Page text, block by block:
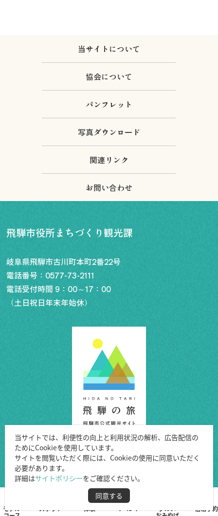
当サイトについて
協会について
パンフレット
写真ダウンロード
関連リンク
お問い合わせ
飛騨市役所まちづくり観光課
岐阜県飛騨市古川町本町2番22号
電話番号： 0577-73-2111
電話受付時間 9：00～17：00
（土日祝日年末年始休）
Copyright ©Hida City.
当サイトでは、利便性の向上と利用状況の解析、広告配信の
ためにCookieを使用しています。
サイトを閲覧いただく際には、Cookieの使用に同意いただく
必要があります。
詳細はサイトポリシーをご確認ください。
同意する
モデル
スポット 体験 イベント
グルメ
宿泊予約